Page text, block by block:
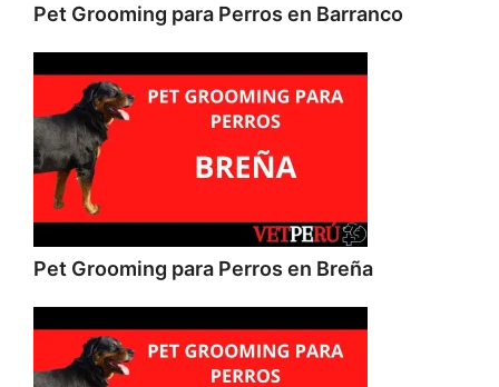
Pet Grooming para Perros en Barranco
Pet Grooming para Perros en Breña